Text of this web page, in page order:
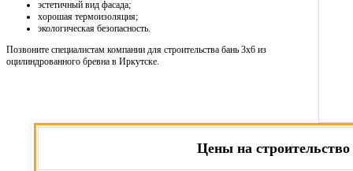
эстетичный вид фасада;
хорошая термоизоляция;
экологическая безопасность.
Позвоните специалистам компании для строительства бань 3х6 из
оцилиндрованного бревна в Иркутске.
Цены на строительство